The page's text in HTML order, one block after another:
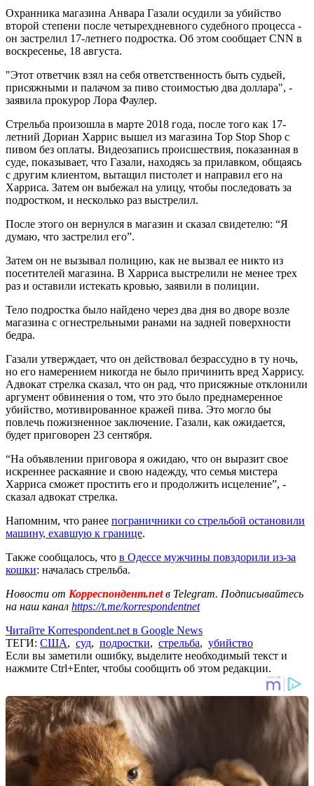
Охранника магазина Анвара Газали осудили за убийство
второй степени после четырехдневного судебного процесса -
он застрелил 17-летнего подростка. Об этом сообщает CNN в
воскресенье, 18 августа.
"Этот ответчик взял на себя ответственность быть судьей,
присяжными и палачом за пиво стоимостью два доллара", -
заявила прокурор Лора Фаулер.
Стрельба произошла в марте 2018 года, после того как 17-
летний Дориан Харрис вышел из магазина Top Stop Shop с
пивом без оплаты. Видеозапись происшествия, показанная в
суде, показывает, что Газали, находясь за прилавком, общаясь
с другим клиентом, вытащил пистолет и направил его на
Харриса. Затем он выбежал на улицу, чтобы последовать за
подростком, и несколько раз выстрелил.
После этого он вернулся в магазин и сказал свидетелю: “Я
думаю, что застрелил его”.
Затем он не вызывал полицию, как не вызвал ее никто из
посетителей магазина. В Харриса выстрелили не менее трех
раз и оставили истекать кровью, заявили в полиции.
Тело подростка было найдено через два дня во дворе возле
магазина с огнестрельными ранами на задней поверхности
бедра.
Газали утверждает, что он действовал безрассудно в ту ночь,
но его намерением никогда не было причинить вред Харрису.
Адвокат стрелка сказал, что он рад, что присяжные отклонили
аргумент обвинения о том, что это было преднамеренное
убийство, мотивированное кражей пива. Это могло бы
повлечь пожизненное заключение. Газали, как ожидается,
будет приговорен 23 сентября.
“На объявлении приговора я ожидаю, что он выразит свое
искреннее раскаяние и свою надежду, что семья мистера
Харриса сможет простить его и продолжить исцеление”, -
сказал адвокат стрелка.
Напомним, что ранее пограничники со стрельбой остановили
машину, ехавшую к границе.
Также сообщалось, что в Одессе мужчины повздорили из-за
кошки: началась стрельба.
Новости от Корреспондент.netв Telegram. Подписывайтесь
на наш канал https://t.me/korrespondentnet
Читайте Korrespondent.net в Google News
ТЕГИ: США, суд, подростки, стрельба, убийство
Если вы заметили ошибку, выделите необходимый текст и
нажмите Ctrl+Enter, чтобы сообщить об этом редакции.